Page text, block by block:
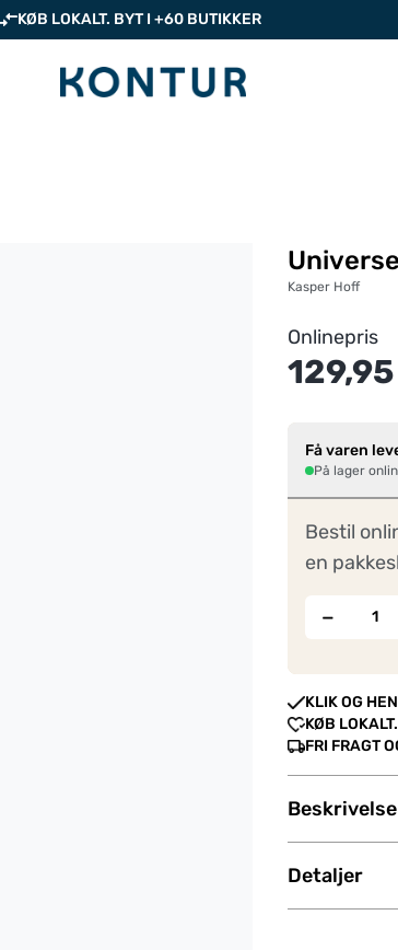
KØB LOKALT. BYT I +60 BUTIKKER
Kasper Hoff
Onlinepris
129,95
Få varen
På lager
Bestil
en
−
KLIK OG
KØB
FRI FRAGT
Beskrivelse
Detaljer